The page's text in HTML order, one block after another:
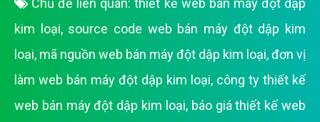
Chủ đề liên quan:thiết kế web bán máy đột dập
kim loại, source code web bán máy đột dập kim
loại, mã nguồn web bán máy đột dập kim loại,đơn vị
làm web bán máy đột dập kim loại, công ty thiết kế
web bán máy đột dập kim loại, báo giá thiết kế web